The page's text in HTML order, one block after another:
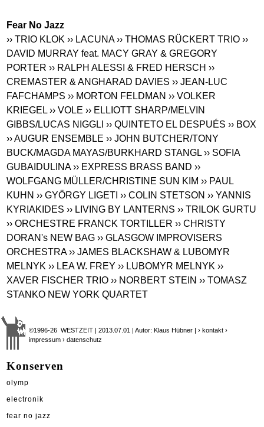
Fear No Jazz
›› TRIO KLOK ›› LACUNA ›› THOMAS RÜCKERT TRIO ››
DAVID MURRAY feat. MACY GRAY & GREGORY
PORTER ›› RALPH ALESSI & FRED HERSCH ››
CREMASTER & ANGHARAD DAVIES ›› JEAN-LUC
FAFCHAMPS ›› MORTON FELDMAN ›› VOLKER
KRIEGEL ›› VOLE ›› ELLIOTT SHARP/MELVIN
GIBBS/LUCAS NIGGLI ›› QUINTETO EL DESPUÉS ›› BOX
›› AUGUR ENSEMBLE ›› JOHN BUTCHER/TONY
BUCK/MAGDA MAYAS/BURKHARD STANGL ›› SOFIA
GUBAIDULINA ›› EXPRESS BRASS BAND ››
WOLFGANG MÜLLER/CHRISTINE SUN KIM ›› PAUL
KUHN ›› GYÖRGY LIGETI ›› COLIN STETSON ›› YANNIS
KYRIAKIDES ›› LIVING BY LANTERNS ›› TRILOK GURTU
›› ORCHESTRE FRANCK TORTILLER ›› CHRISTY
DORAN's NEW BAG ›› GLASGOW IMPROVISERS
ORCHESTRA ›› JAMES BLACKSHAW & LUBOMYR
MELNYK ›› LEA W. FREY ›› LUBOMYR MELNYK ››
XAVER FISCHER TRIO ›› NORBERT STEIN ›› TOMASZ
STANKO NEW YORK QUARTET
©1996-26 WESTZEIT | 2013.07.01 | Autor: Klaus Hübner |› kontakt ›
impressum › datenschutz
Konserven
olymp
electronik
fear no jazz